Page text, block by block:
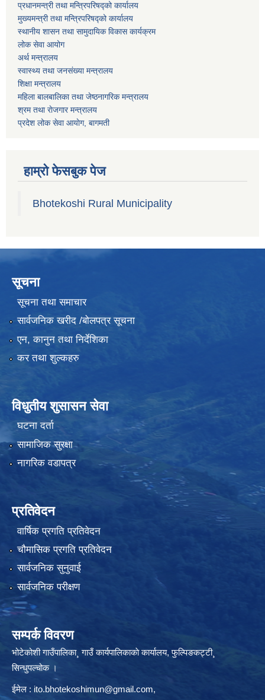
प्रधानमन्त्री तथा मन्त्रिपरिषद्को कार्यालय
मुख्यमन्त्री तथा मन्त्रिपरिषद्को कार्यालय
स्थानीय शासन तथा सामुदायिक विकास कार्यक्रम
लोक सेवा आयोग
अर्थ मन्त्रालय
स्वास्थ्य तथा जनस‌ंख्या मन्त्रालय
शिक्षा मन्त्रालय
महिला बालबालिका तथा जेष्ठनागरिक मन्त्रालय
श्रम तथा राेजगार मन्त्रालय
प्रदेश लोक सेवा आयाेग, बागमती
हाम्रो फेसबुक पेज
Bhotekoshi Rural Municipality
सूचना
सूचना तथा समाचार
सार्वजनिक खरीद /बोलपत्र सूचना
एन, कानुन तथा निर्देशिका
कर तथा शुल्कहरु
विधुतीय शुसासन सेवा
घटना दर्ता
सामाजिक सुरक्षा
नागरिक वडापत्र
प्रतिवेदन
वार्षिक प्रगति प्रतिवेदन
चौमासिक प्रगति प्रतिवेदन
सार्वजनिक सुनुवाई
सार्वजनिक परीक्षण
सम्पर्क विवरण
भोटेकोशी गाउँपालिका¸ गाउँ कार्यपालिकाकाे कार्यालय, फुल्पिङकट्टी¸
सिन्धुपल्चोक ।
ईमेल : ito.bhotekoshimun@gmail.com,